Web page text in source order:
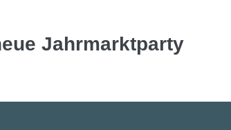
Jahrmarktparty